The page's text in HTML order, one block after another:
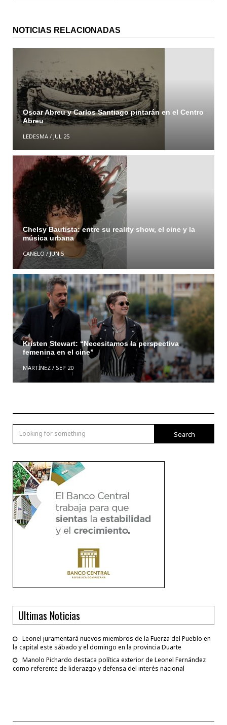
NOTICIAS RELACIONADAS
Oscar Abreu y Carlos Santiago pintarán en el Centro
Abreu
LEDESMA/ JUL 25
Chelsy Bautista: entre su reality show, el cine y la
música urbana
CANELO/JUN 5
Kristen Stewart: “Necesitamos la perspectiva
femenina en el cine”
MARTÍNEZ/ SEP 20
Search
Ultimas Noticias
Leonel juramentará nuevos miembros de la Fuerza del Pueblo en
la capital este sábado y el domingo en la provincia Duarte
Manolo Pichardo destaca política exterior de Leonel Fernández
como referente de liderazgo y defensa del interés nacional